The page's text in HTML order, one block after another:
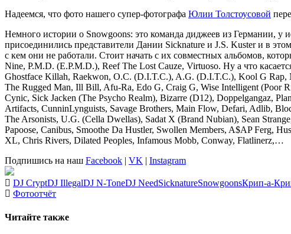
Надеемся, что фото нашего супер-фотографа Юлии Толстоусовой
Немного истории о Snowgoons: это команда диджеев из Германии, у
присоединились представители Дании Sicknature и J.S. Kuster и в
с кем они не работали. Стоит начать с их совместных альбомов,
Nine, P.M.D. (E.P.M.D.), Reef The Lost Cauze, Virtuoso. Ну а что
Ghostface Killah, Raekwon, O.C. (D.I.T.C.), A.G. (D.I.T.C.), Kool G
The Rugged Man, Ill Bill, Afu-Ra, Edo G, Craig G, Wise Intelligent (Poor
Cynic, Sick Jacken (The Psycho Realm), Bizarre (D12), Doppelgangaz,
Artifacts, CunninLynguists, Savage Brothers, Main Flow, Defari, Adlib,
The Arsonists, U.G. (Cella Dwellas), Sadat X (Brand Nubian), Sean
Papoose, Canibus, Smoothe Da Hustler, Swollen Members, A$AP Ferg,
XL, Chris Rivers, Dilated Peoples, Infamous Mobb, Conway, Flatlinerz,…
Подпишись на наш Facebook | VK | Instagram
DJ CryptDJ IllegalDJ N-ToneDJ NeedSicknatureSnowgoonsКрип-а-
Фотоотчёт
Читайте также